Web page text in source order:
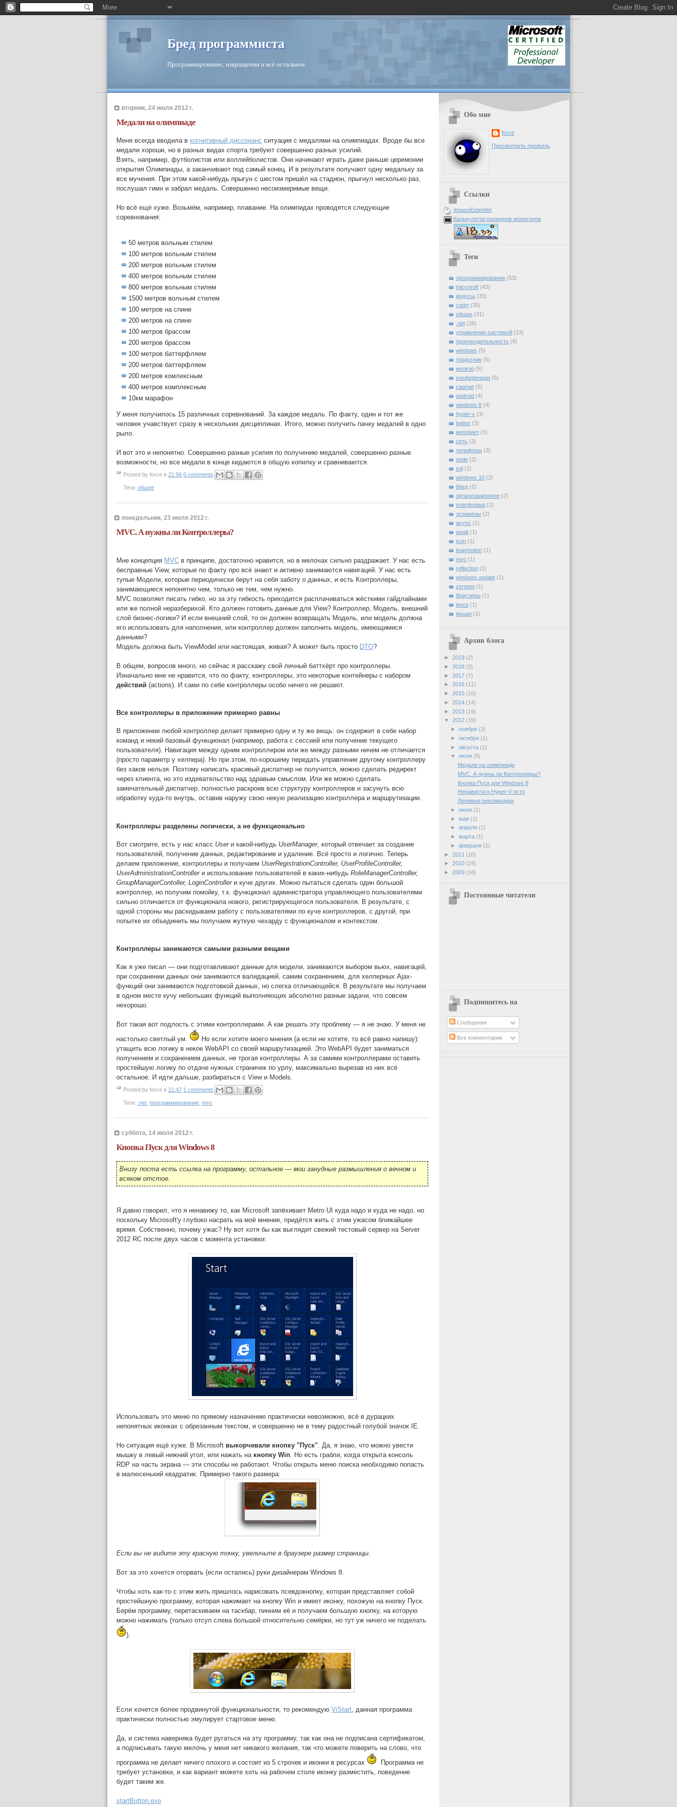
Бред программиста
Программирование, извращения и всё остальное
вторник, 24 июля 2012 г.
Медали на олимпиаде
Меня всегда вводила в когнитивный диссонанс ситуация с медалями на олимпиадах. Вроде бы все
медали хороши, но в разных видах спорта требуют совершенно разных усилий.
Взять, например, футболистов или воллейболистов. Они начинают играть даже раньше церемонии
открытия Олимпиады, а заканчивают под самый конец. И в результате получают одну медальку за
все мучения. При этом какой-нибудь прыгун с шестом пришёл на стадион, прыгнул несколько раз,
послушал гимн и забрал медаль. Совершенно несоизмеримые вещи.
Но всё ещё хуже. Возьмём, например, плавание. На олимпидах проводятся следующие
соревнования:
50 метров вольным стилем
100 метров вольным стилем
200 метров вольным стилем
400 метров вольным стилем
800 метров вольным стилем
1500 метров вольным стилем
100 метров на спине
200 метров на спине
100 метров брассом
200 метров брассом
100 метров баттерфляем
200 метров баттерфляем
200 метров комлексным
400 метров комплексным
10км марафон
У меня получилось 15 различных соревнований. За каждое медаль. По факту, один и тот же
человек учавствует сразу в нескольких дисциплинах. Итого, можно получить пачку медалей в одно
рыло.
И вот это и непонятно. Совершенно разные усилия по получению медалей, совершенно разные
возможности, но все медали в конце кидаются в общую копилку и сравниваются.
Posted by force в 21:56 0 comments
Теги: общее
понедельник, 23 июля 2012 г.
MVC. А нужны ли Контроллеры?
Мне концепция MVC в принципе, достаточно нравится, но в мелочах сильно раздражает. У нас есть
бесправные View, которые по факту про всё знают и активно занимаются навигацей. У нас есть
тупые Модели, которые периодически берут на себя заботу о данных, и есть Контроллеры,
занимающиеся непонятно чем, только не тем, чем нужно.
MVC позволяет писать гибко, но за эту гибкость приходится расплачиваться жёсткими гайдлайнами
или же полной неразберихой. Кто должен готовить данные для View? Контроллер, Модель, внешний
слой бизнес-логики? И если внешний слой, то он должен возвращать Модель, или модель должна
его использовать для наполнения, или контроллер должен заполнить модель, имеющимися
данными?
Модель должна быть ViewModel или настоящая, живая? А может быть просто DTO?
В общем, вопросов много, но сейчас я расскажу свой личный баттхёрт про контроллеры.
Изначально мне не нравится, что по факту, контроллеры, это некоторые контейнеры с набором
действий (actions). И сами по себе контроллеры особо ничего не решают.
Все контроллеры в приложении примерно равны
В приложении любой контроллер делает примерно одну и ту же вещь: он содержит в себе набор
команд и некий базовый функционал (например, работа с сессией или получение текущего
пользователя). Навигация между одним контроллером или же между разными ничем не отличается
(просто параметр у хелпера). Но при этом, по-хорошему передать управление другому контроллеру
без хаков нельзя. Поэтому написать красивый диспатчер не получится, можно сделать редирект
через клиента, но это издевательство над здравым смыслом. Или же можно сделать
замечательный диспатчер, полностью раскроив всю структуру контроллеров и засунуть всю
обработку куда-то внутрь, оставив наружу свою некую реализацию контроллера и маршрутизации.
Контроллеры разделены логически, а не функционально
Вот смотрите, есть у нас класс Userи какой-нибудь UserManager, который отвечает за создание
пользователей, получение данных, редактирование и удаление. Всё просто и логично. Теперь
делаем приложение, контроллеры и получаем UserRegistrationController, UserProfileController,
UserAdministrationController и использование пользователей в каких-нибудь RoleManagerController,
GroupManagerContoller, LoginController и куче других. Можно пытаться сделать один большой
контроллер, но получим помойку, т.к. функционал администратора управляющего пользователями
сильно отличается от функционала нового, регистрирующегося пользователя. В результате, с
одной стороны мы раскидываем работу с пользователями по куче контроллеров, с другой, при
попытке их объединить мы получаем жуткую чехарду с функционалом и контекстом.
Контроллеры занимаются самыми разными вещами
Как я уже писал — они подготавливают данные для модели, занимаются выбором вьюх, навигацей,
при сохранении данных они занимаются валидацией, самим сохранением, для хелперных Ajax-
функций они занимаются подготовкой данных, но слегка отличающейся. В результате мы получаем
в одном месте кучу небольших функций выполняющих абсолютно разные задачи, что совсем
нехорошо.
Вот такая вот подлость с этими контроллерами. А как решать эту проблему — я не знаю. У меня не
настолько светлый ум.
Но если хотите моего мнения (а если не хотите, то всё равно напишу):
утащить всю логику в некое WebAPI со своей маршрутизацией. Это WebAPI будет заниматься
получением и сохранением данных, не трогая контроллеры. А за самими контроллерами оставить
простейшую логику по отдаче нужных страничек по урлу, максимально вырезав из них всё
остальное. И идти дальше, разбираться с View и Models.
Posted by force в 21:47 1 comments
Теги: .net программирование mvc
суббота, 14 июля 2012 г.
Кнопка Пуск для Windows 8
Внизу поста есть ссылка на программу, остальное — мои занудные размышления о вечном и
всяком отстое.
Я давно говорил, что я ненавижу то, как Microsoft запёхивает Metro UI куда надо и куда не надо, но
поскольку Microsoft'у глубоко насрать на моё мнение, придётся жить с этим ужасом ближайшее
время. Собственно, почему ужас? Ну вот хотя бы как выглядит свежий тестовый сервер на Server
2012 RC после двух часов с момента установки:
Использовать это меню по прямому назначению практически невозможно, всё в дурацких
непонятных иконках с обрезанным текстом, и совершенно не в тему радостный голубой значок IE.
Но ситуация ещё хуже. В Microsoft выкорчевали кнопку "Пуск" . Да, я знаю, что можно увести
мышку в левый нижний угол, или нажать на кнопку Win . Но есть грабли, когда открыта консоль
RDP на часть экрана — эти способы не работают. Чтобы открыть меню поиска необходимо попасть
в малюсенький квадратик. Примерно такого размера:
Если вы не видите эту красную точку, увеличьте в браузере размер страницы.
Вот за это хочется оторвать (если остались) руки дизайнерам Windows 8.
Чтобы хоть как-то с этим жить пришлось нарисовать псевдокнопку, которая представляет собой
простейшную программу, которая нажимает на кнопку Win и имеет иконку, похожую на кнопку Пуск.
Берём программу, перетаскиваем на таскбар, пинним её и получаем большую кнопку, на которую
можно нажимать (только отсуп слева большой относительно семёрки, но тут уж ничего не поделать
).
Если хочется более продвинутой функциональности, то рекомендую ViStart , данная программа
практически полностью эмулирует стартовое меню.
Да, и система наверняка будет ругаться на эту программу, так как она не подписана сертификатом,
а подписывать такую мелочь у меня нет никакого желания, так что можете поверить на слово, что
программа не делает ничего плохого и состоит из 5 строчек и иконки в ресурсах
Программа не
требует установки, и как вариант можете хоть на рабочем столе иконку разместить, поведение
будет таким же.
startButton.exe
Обо мне
force
Просмотреть профиль
Ссылки
mouseExtender
Калькулятор размеров мониторов
Теги
программирование (53)
microsoft (43)
индусы (35)
софт (35)
общее (31)
.net (26)
управление системой (23)
производительность (9)
windows (5)
градусник (5)
железо (5)
конференции (5)
сжатие (5)
android (4)
windows 8 (4)
hyper-v (3)
twitter (3)
интернет (3)
сеть (3)
телефоны (3)
node (2)
sql (2)
windows 10 (2)
бред (2)
организационное (2)
платформа (2)
экзамены (2)
async (1)
await (1)
json (1)
leapmotion (1)
mvc (1)
reflection (1)
windows update (1)
zeromq (1)
браузеры (1)
моск (1)
мыши (1)
Архив блога
► 2019 (2)
► 2018 (3)
► 2017 (7)
► 2016 (11)
► 2015 (10)
► 2014 (14)
► 2013 (19)
▼ 2012 (15)
►ноября(3)
►октября(1)
►августа(1)
▼июля(5)
Медали на олимпиаде
MVC. А нужны ли Контроллеры?
Кнопка Пуск для Windows 8
Ненависти к Hyper-V псто
Ленивые рекламщики
►июня(1)
►мая(1)
►апреля(1)
►марта(1)
►февраля(1)
► 2011 (10)
► 2010 (24)
► 2009 (34)
Постоянные читатели
Подпишитесь на
Сообщения
Все комментарии